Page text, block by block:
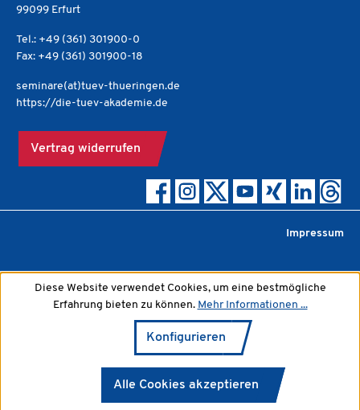
99099 Erfurt
Tel.: +49 (361) 301900-0
Fax: +49 (361) 301900-18
seminare(at)tuev-thueringen.de
https://die-tuev-akademie.de
Vertrag widerrufen
Impressum
Diese Website verwendet Cookies, um eine bestmögliche
Erfahrung bieten zu können. Mehr Informationen ...
Konfigurieren
Alle Cookies akzeptieren